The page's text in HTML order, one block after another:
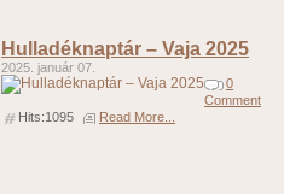
Hulladéknaptár – Vaja 2025
2025. január 07.
0
Comment
Hits:1095
Read More...